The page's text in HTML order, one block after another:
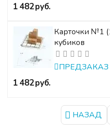
‍1 482‍руб.
Карточки №1
кубиков
ПРЕДЗАКАЗ
‍1 482‍руб.
НАЗАД